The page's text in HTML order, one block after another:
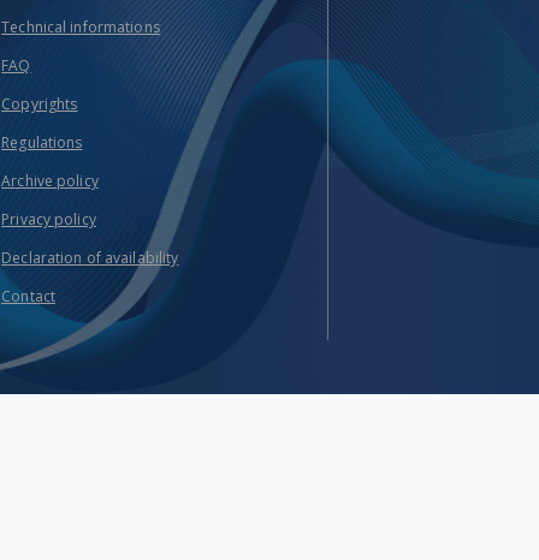
Technical informations
FAQ
Copyrights
Regulations
Archive policy
Privacy policy
Declaration of availability
Contact